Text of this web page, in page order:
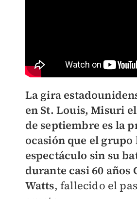
La gira
en St. Louis, Misuri
de septiembre es la
ocasión que el
espectáculo sin su
durante casi 60 años
Watts, fallecido el